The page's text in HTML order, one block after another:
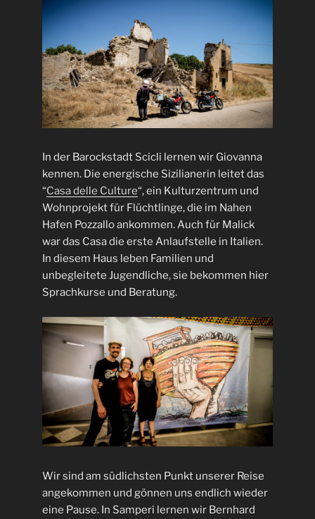
In der Barockstadt Scicli lernen wir Giovanna
kennen. Die energische Sizilianerin leitet das
“Casa delle Culture“, ein Kulturzentrum und
Wohnprojekt für Flüchtlinge, die im Nahen
Hafen Pozzallo ankommen. Auch für Malick
war das Casa die erste Anlaufstelle in Italien.
In diesem Haus leben Familien und
unbegleitete Jugendliche, sie bekommen hier
Sprachkurse und Beratung.
Wir sind am südlichsten Punkt unserer Reise
angekommen und gönnen uns endlich wieder
eine Pause. In Samperi lernen wir Bernhard